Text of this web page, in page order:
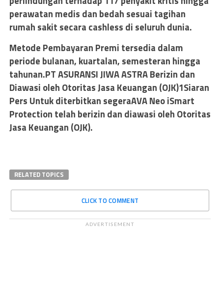
perawatan medis dan bedah sesuai tagihan
rumah sakit secara cashless di seluruh dunia.
Metode Pembayaran Premi tersedia dalam
periode bulanan, kuartalan, semesteran hingga
tahunan.PT ASURANSI JIWA ASTRA Berizin dan
Diawasi oleh Otoritas Jasa Keuangan (OJK)1Siaran
Pers Untuk diterbitkan segeraAVA Neo iSmart
Protection telah berizin dan diawasi oleh Otoritas
Jasa Keuangan (OJK).
RELATED TOPICS
CLICK TO COMMENT
ADVERTISEMENT